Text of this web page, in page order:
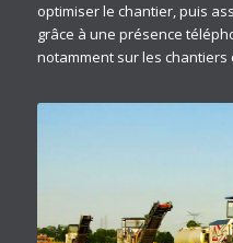
optimiser le chantier, puis
grâce à une présence
notamment sur les chantiers